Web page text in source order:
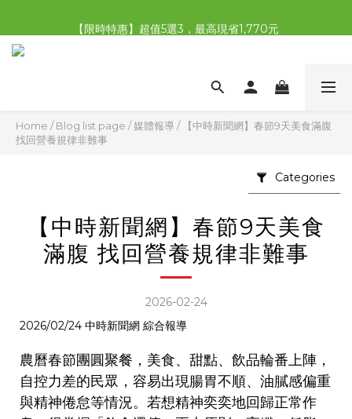
【限時特惠】全館滿1,000送500購物金！
Home /Blog list page /媒體報導 /
【中時新聞網】春節9天美食滿腹
找回營養規律非難事
Categories
【中時新聞網】春節9天美食
滿腹 找回營養規律非難事
2026-02-24
2026/02/24 中時新聞網 綜合報導
農曆春節團圓聚餐，美食、甜點、飲品輪番上陣，
自控力差的民眾，容易出現腸胃不順、油膩感偏重
與精神倦怠等情況。若想精神奕奕地回歸正常作